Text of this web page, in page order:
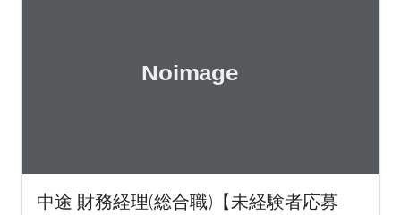
中途 財務経理(総合職)【未経験者応募